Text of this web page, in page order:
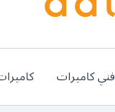
فني كاميرات